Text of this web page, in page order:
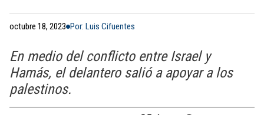
octubre 18, 2023 Por: Luis Cifuentes
En medio del conflicto entre Israel y
Hamás, el delantero salió a apoyar a los
palestinos.